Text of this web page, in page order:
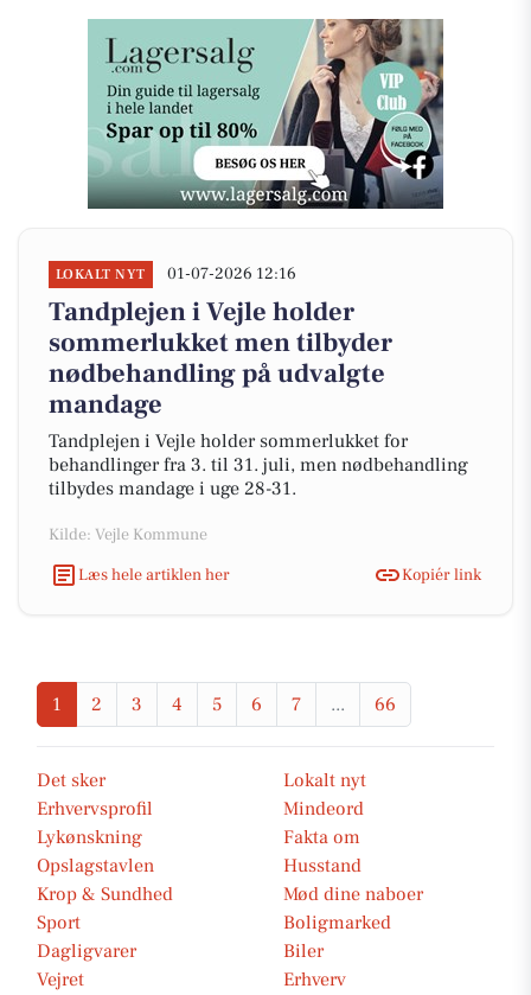
LOKALT NYT 01-07-2026 12:16
Tandplejen i Vejle holder
sommerlukket men tilbyder
nødbehandling på udvalgte
mandage
Tandplejen i Vejle holder sommerlukket for
behandlinger fra 3. til 31. juli, men nødbehandling
tilbydes mandage i uge 28-31.
Kilde: Vejle Kommune
Læs hele artiklen her
Kopiér link
1 2 3 4 5 6 7 ... 66
Det sker
Lokalt nyt
Erhvervsprofil
Mindeord
Lykønskning
Fakta om
Opslagstavlen
Husstand
Krop & Sundhed
Mød dine naboer
Sport
Boligmarked
Dagligvarer
Biler
Vejret
Erhverv